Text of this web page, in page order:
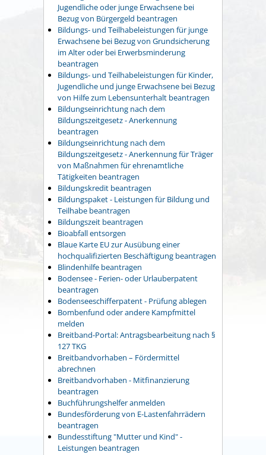
Jugendliche oder junge Erwachsene bei
Bezug von Bürgergeld beantragen
Bildungs- und Teilhabeleistungen für junge
Erwachsene bei Bezug von Grundsicherung
im Alter oder bei Erwerbsminderung
beantragen
Bildungs- und Teilhabeleistungen für Kinder,
Jugendliche und junge Erwachsene bei Bezug
von Hilfe zum Lebensunterhalt beantragen
Bildungseinrichtung nach dem
Bildungszeitgesetz - Anerkennung
beantragen
Bildungseinrichtung nach dem
Bildungszeitgesetz - Anerkennung für Träger
von Maßnahmen für ehrenamtliche
Tätigkeiten beantragen
Bildungskredit beantragen
Bildungspaket - Leistungen für Bildung und
Teilhabe beantragen
Bildungszeit beantragen
Bioabfall entsorgen
Blaue Karte EU zur Ausübung einer
hochqualifizierten Beschäftigung beantragen
Blindenhilfe beantragen
Bodensee - Ferien- oder Urlauberpatent
beantragen
Bodenseeschifferpatent - Prüfung ablegen
Bombenfund oder andere Kampfmittel
melden
Breitband-Portal: Antragsbearbeitung nach §
127 TKG
Breitbandvorhaben – Fördermittel
abrechnen
Breitbandvorhaben - Mitfinanzierung
beantragen
Buchführungshelfer anmelden
Bundesförderung von E-Lastenfahrrädern
beantragen
Bundesstiftung "Mutter und Kind" -
Leistungen beantragen